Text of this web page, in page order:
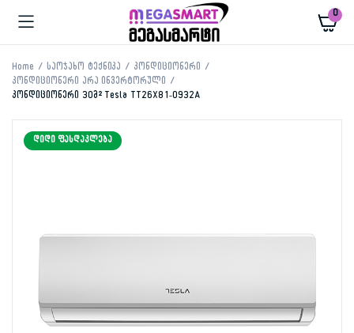
0
Home საოჯახო ტექნიკა
კონდიციონერი
კონდიციონერი არა ინვერტორული
კონდიციონერი 30მ² Tesla TT26X81-0932A
ᲓᲘᲓᲘ ᲤᲐᲡᲓᲐᲙᲚᲔᲑᲐ